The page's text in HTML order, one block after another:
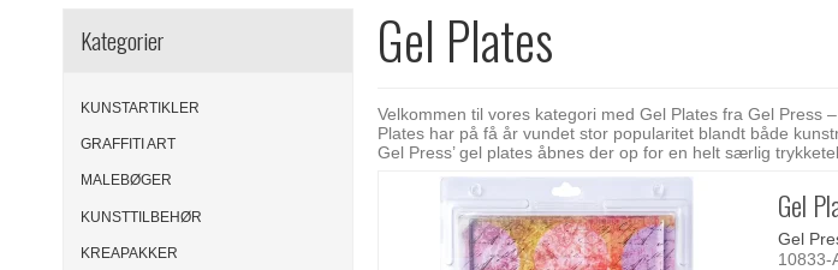
Kategorier
KUNSTARTIKLER
GRAFFITI ART
MALEBØGER
KUNSTTILBEHØR
KREAPAKKER
Gel Plates
Velkommen til vores kategori med Gel Plates fra Gel
Plates har på få år vundet stor popularitet blandt både
Gel Press’ gel plates åbnes der op for en helt særlig
Gel
Gel
10833-